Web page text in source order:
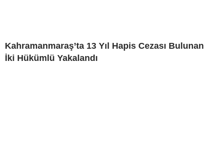
Kahramanmaraş’ta 13 Yıl Hapis Cezası Bulunan
İki Hükümlü Yakalandı